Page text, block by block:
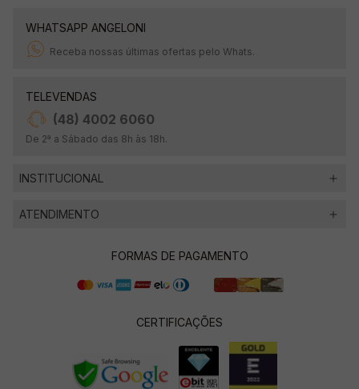
WHATSAPP ANGELONI
Receba nossas últimas ofertas pelo Whats.
TELEVENDAS
(48) 4002 6060
De 2ª a Sábado das 8h às 18h.
INSTITUCIONAL
ATENDIMENTO
FORMAS DE PAGAMENTO
CERTIFICAÇÕES